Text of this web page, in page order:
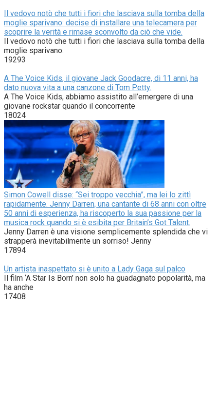
Il vedovo notò che tutti i fiori che lasciava sulla tomba della
moglie sparivano: decise di installare una telecamera per
scoprire la verità e rimase sconvolto da ciò che vide.
Il vedovo notò che tutti i fiori che lasciava sulla tomba della
moglie sparivano:
19293
A The Voice Kids, il giovane Jack Goodacre, di 11 anni, ha
dato nuova vita a una canzone di Tom Petty.
A The Voice Kids, abbiamo assistito all’emergere di una
giovane rockstar quando il concorrente
18024
Simon Cowell disse: “Sei troppo vecchia”, ma lei lo zittì
rapidamente. Jenny Darren, una cantante di 68 anni con oltre
50 anni di esperienza, ha riscoperto la sua passione per la
musica rock quando si è esibita per Britain’s Got Talent.
Jenny Darren è una visione semplicemente splendida che vi
strapperà inevitabilmente un sorriso! Jenny
17894
Un artista inaspettato si è unito a Lady Gaga sul palco
Il film ‘A Star Is Born’ non solo ha guadagnato popolarità, ma
ha anche
17408